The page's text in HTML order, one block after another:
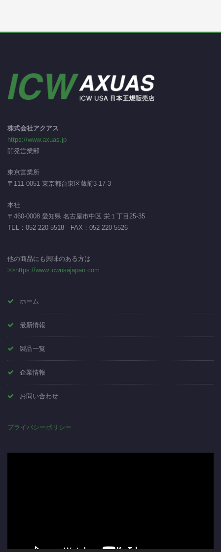
株式会社アクアス
https://www.axuas.jp
開発営業部
東京営業所
〒111-0051 東京都台東区蔵前3-17-3
本社
〒460-0008 愛知県 名古屋市中区 栄１丁目25-35
TEL： 052-220-5518 FAX：052-220-5526
他の商品にも興味のある方は
>>https://www.icwusajapan.com
ホーム
最新情報
製品一覧
企業情報
お問い合わせ
プライバシーポリシー